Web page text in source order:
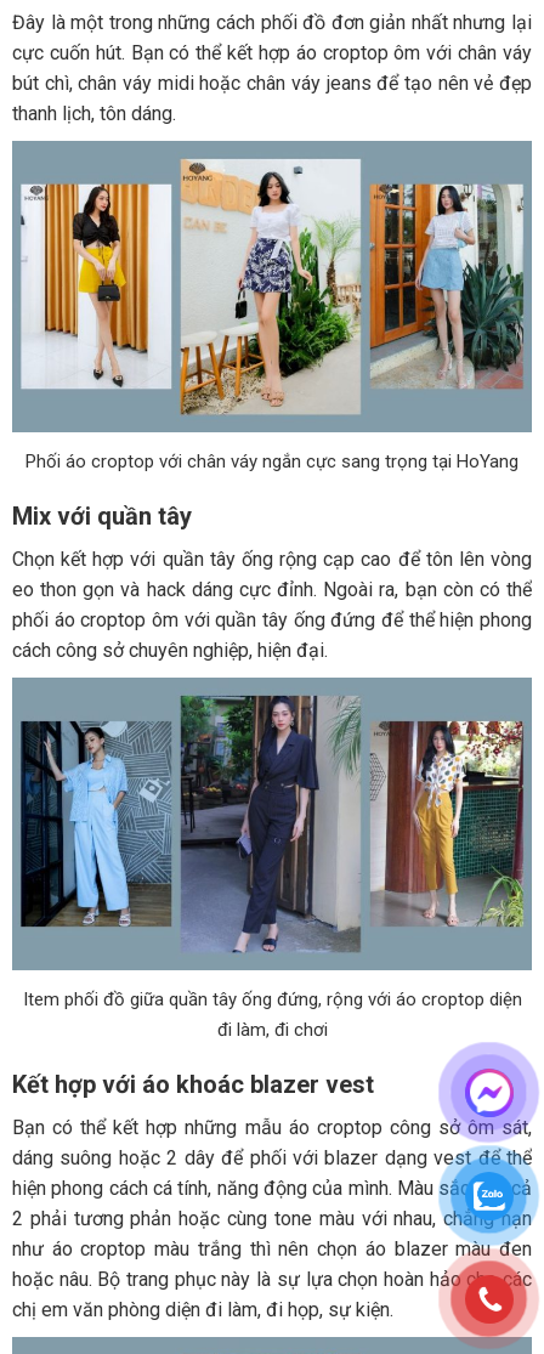
Đây là một trong những cách phối đồ đơn giản nhất nhưng lại
cực cuốn hút. Bạn có thể kết hợp áo croptop ôm với chân váy
bút chì, chân váy midi hoặc chân váy jeans để tạo nên vẻ đẹp
thanh lịch, tôn dáng.
Phối áo croptop với chân váy ngắn cực sang trọng tại HoYang
Mix với quần tây
Chọn kết hợp với quần tây ống rộng cạp cao để tôn lên vòng
eo thon gọn và hack dáng cực đỉnh. Ngoài ra, bạn còn có thể
phối áo croptop ôm với quần tây ống đứng để thể hiện phong
cách công sở chuyên nghiệp, hiện đại.
Item phối đồ giữa quần tây ống đứng, rộng với áo croptop diện
đi làm, đi chơi
Kết hợp với áo khoác blazer vest
Bạn có thể kết hợp những mẫu áo croptop công sở ôm sát,
dáng suông hoặc 2 dây để phối với blazer dạng vest để thể
hiện phong cách cá tính, năng động của mình. Màu sắc của cả
2 phải tương phản hoặc cùng tone màu với nhau, chẳng hạn
như áo croptop màu trắng thì nên chọn áo blazer màu đen
hoặc nâu. Bộ trang phục này là sự lựa chọn hoàn hảo cho các
chị em văn phòng diện đi làm, đi họp, sự kiện.